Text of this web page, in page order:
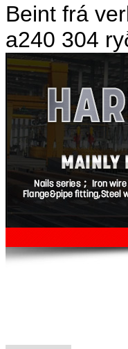
Beint frá
a240 304